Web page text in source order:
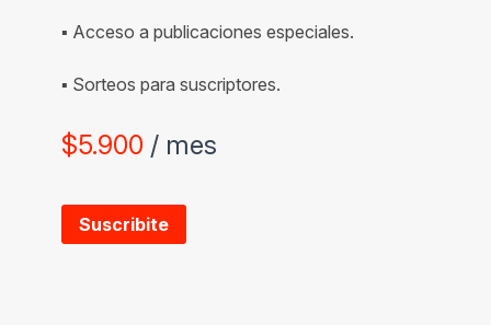
▪ Acceso a publicaciones especiales.
▪ Sorteos para suscriptores.
$5.900 / mes
Suscribite